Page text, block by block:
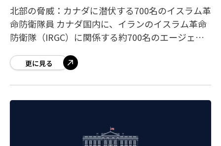
北部の脅威：カナダに潜伏する700名のイスラム革
命防衛隊員 カナダ国内に、イランのイスラム革命
防衛隊（IRGC）に関係する約700名のエージェン
連邦議会で明るみになりました。保
更に見る